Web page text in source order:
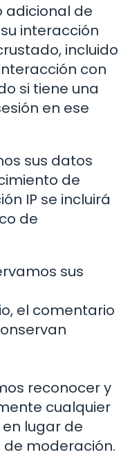
adicional de
interacción
incluido
con
si tiene una
en ese
sus datos
de
IP se incluirá
de
sus
el comentario
reconocer y
cualquier
lugar de
moderación.